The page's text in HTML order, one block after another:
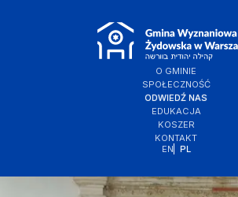
O GMINIE
SPOŁECZNOŚĆ
ODWIEDŹ NAS
EDUKACJA
KOSZER
KONTAKT
EN
PL